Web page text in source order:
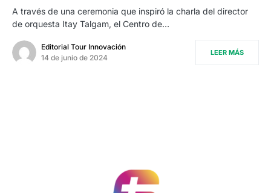
A través de una ceremonia que inspiró la charla del director
de orquesta Itay Talgam, el Centro de…
Editorial Tour Innovación
14 de junio de 2024
LEER MÁS